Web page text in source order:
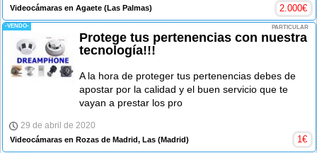
Videocámaras en Agaete (Las Palmas) 2.000€
-VENDO- PARTICULAR
Protege tus pertenencias con nuestra
tecnología!!!
A la hora de proteger tus pertenencias debes de
apostar por la calidad y el buen servicio que te
vayan a prestar los pro
29 de abril de 2020
Videocámaras en Rozas de Madrid, Las (Madrid) 1€